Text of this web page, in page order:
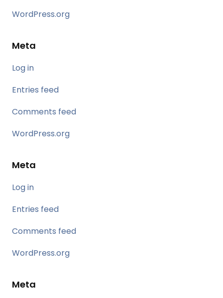
WordPress.org
Meta
Log in
Entries feed
Comments feed
WordPress.org
Meta
Log in
Entries feed
Comments feed
WordPress.org
Meta